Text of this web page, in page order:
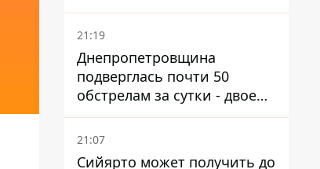
21:19
Днепропетровщина
подверглась почти 50
обстрелам за сутки - двое
погибших, шесть
пострадавших
21:07
Сийярто может получить до